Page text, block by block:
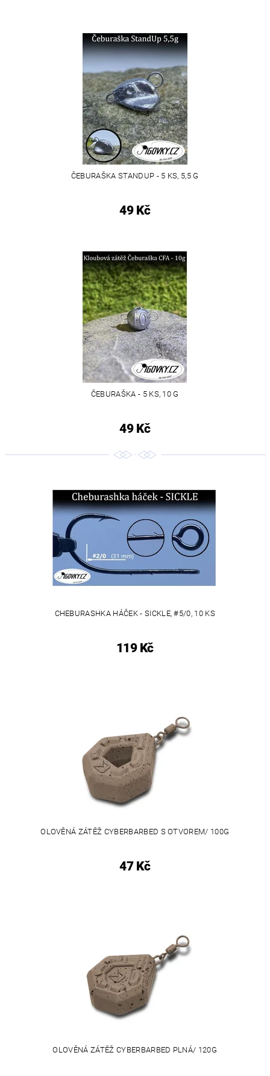
ČEBURAŠKA STANDUP - 5 KS, 5,5 G
49 Kč
ČEBURAŠKA - 5 KS, 10 G
49 Kč
CHEBURASHKA HÁČEK - SICKLE, #5/0, 10 KS
119 Kč
OLOVĚNÁ ZÁTĚŽ CYBERBARBED S OTVOREM/ 100G
47 Kč
OLOVĚNÁ ZÁTĚŽ CYBERBARBED PLNÁ/ 120G